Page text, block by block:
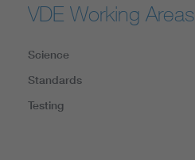
VDE Working Areas
Science
Standards
Testing